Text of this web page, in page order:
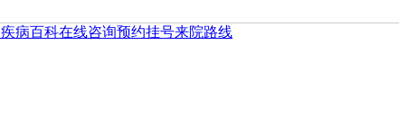
疾病百科在线咨询预约挂号来院路线